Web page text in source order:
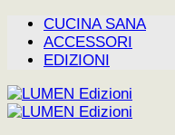
Salta
contenuti
CUCINA SANA
ACCESSORI
EDIZIONI